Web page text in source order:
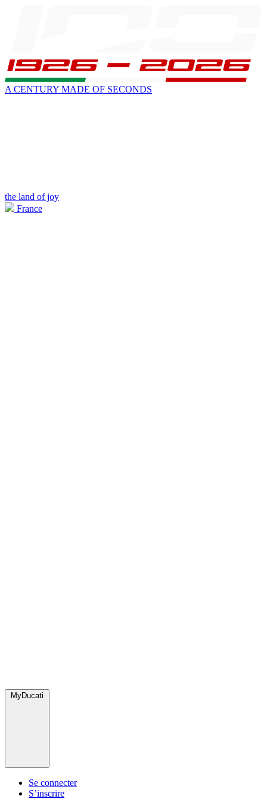
A CENTURY MADE OF SECONDS
the land of joy
France
MyDucati
Se connecter
S’inscrire